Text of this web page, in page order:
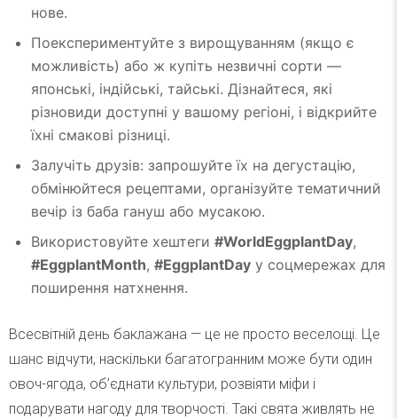
нове.
Поекспериментуйте з вирощуванням (якщо є
можливість) або ж купіть незвичні сорти —
японські, індійські, тайські. Дізнайтеся, які
різновиди доступні у вашому регіоні, і відкрийте
їхні смакові різниці.
Залучіть друзів: запрошуйте їх на дегустацію,
обмінюйтеся рецептами, організуйте тематичний
вечір із баба гануш або мусакою.
Використовуйте хештеги #WorldEggplantDay,
#EggplantMonth, #EggplantDay у соцмережах для
поширення натхнення.
Всесвітній день баклажана — це не просто веселощі. Це
шанс відчути, наскільки багатогранним може бути один
овоч-ягода, об’єднати культури, розвіяти міфи і
подарувати нагоду для творчості. Такі свята живлять не